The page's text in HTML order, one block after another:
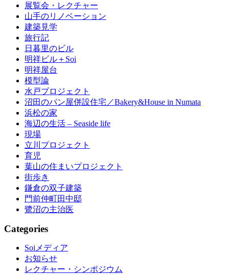
展覧会・レクチャー
山手のリノベーション
建築見学
旅行記
日暮里のビル
明祥ビル＋Soi
明祥屋台
模型論
水戸プロジェクト
沼田のパン屋併設住宅／Bakery&House in Numata
浜松の家
海辺の生活 – Seaside life
現場
立川プロジェクト
育児
葉山の住まいプロジェクト
街歩き
鎌倉の双子建築
門前仲町田中邸
鷺沼の主治医
Categories
Soiメディア
お知らせ
レクチャー・シンポジウム